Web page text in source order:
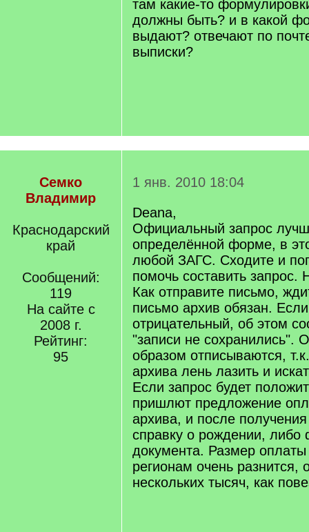
]
там какие-то
должны быть? и в какой
выдают? отвечают по
выписки?
Семко
Владимир
Краснодарский
край
Сообщений:
119
На сайте с
2008 г.
Рейтинг:
95
1 янв. 2010 18:04
Deana,
Официальный запрос
определённой форме, в
любой ЗАГС. Сходите и
помочь составить запрос.
Как отправите письмо,
письмо архив обязан. Если
отрицательный, об этом
"записи не сохранились".
образом отписываются,
архива лень лазить и
Если запрос будет
пришлют предложение
архива, и после
справку о рождении, либо
документа. Размер
регионам очень разнится,
нескольких тысяч, как